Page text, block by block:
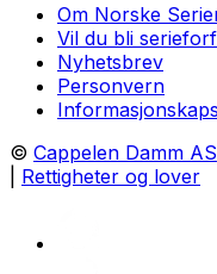
Om Norske
Vil du bli
Nyhetsbrev
Personvern
© Cappelen Damm AS
Rettigheter og lover